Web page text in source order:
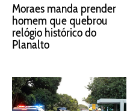
Moraes manda prender
homem que quebrou
relógio histórico do
Planalto